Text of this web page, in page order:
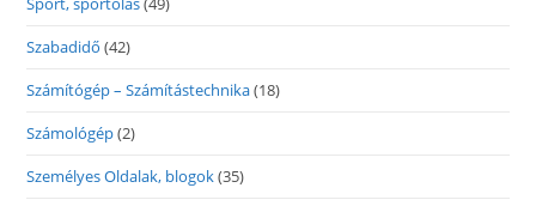
Szabadidő (42)
Számítógép – Számítástechnika(18)
Számológép(2)
Személyes Oldalak, blogok(35)